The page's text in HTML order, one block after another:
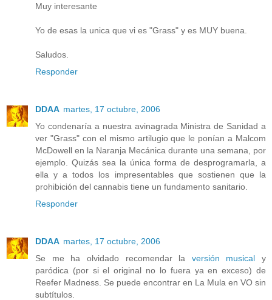
Muy interesante
Yo de esas la unica que vi es "Grass" y es MUY buena.
Saludos.
Responder
DDAA martes, 17 octubre, 2006
Yo condenaría a nuestra avinagrada Ministra de Sanidad a
ver "Grass" con el mismo artilugio que le ponían a Malcom
McDowell en la Naranja Mecánica durante una semana, por
ejemplo. Quizás sea la única forma de desprogramarla, a
ella y a todos los impresentables que sostienen que la
prohibición del cannabis tiene un fundamento sanitario.
Responder
DDAA martes, 17 octubre, 2006
Se me ha olvidado recomendar la versión musical y
paródica (por si el original no lo fuera ya en exceso) de
Reefer Madness. Se puede encontrar en La Mula en VO sin
subtítulos.